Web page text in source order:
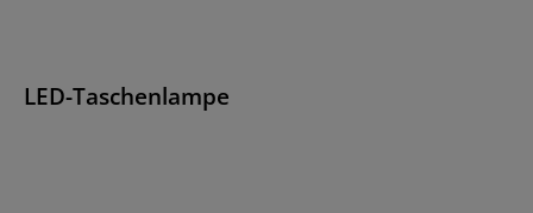
LED-Taschenlampe